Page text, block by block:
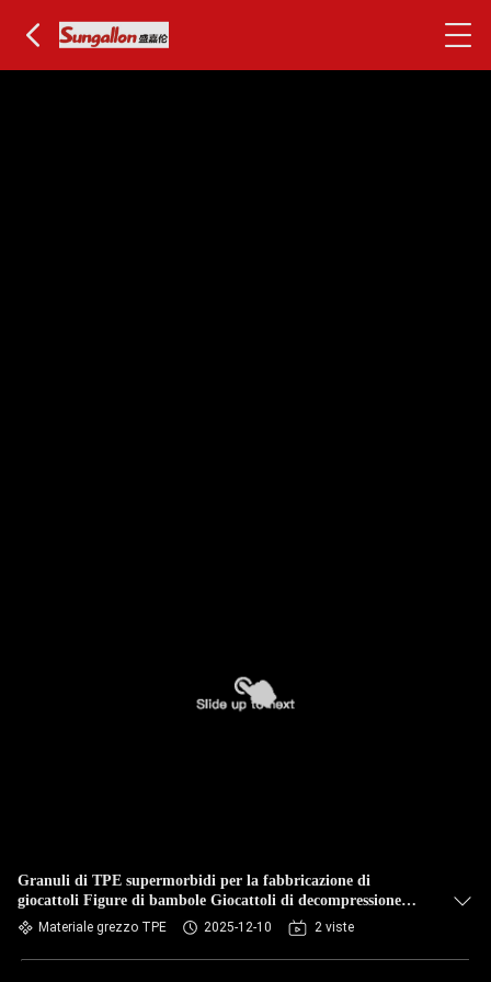
Granuli di TPE supermorbidi per la fabbricazione di
giocattoli Figure di bambole Giocattoli di decompressione
morbida
Materiale grezzo TPE 2025-12-10 2 viste